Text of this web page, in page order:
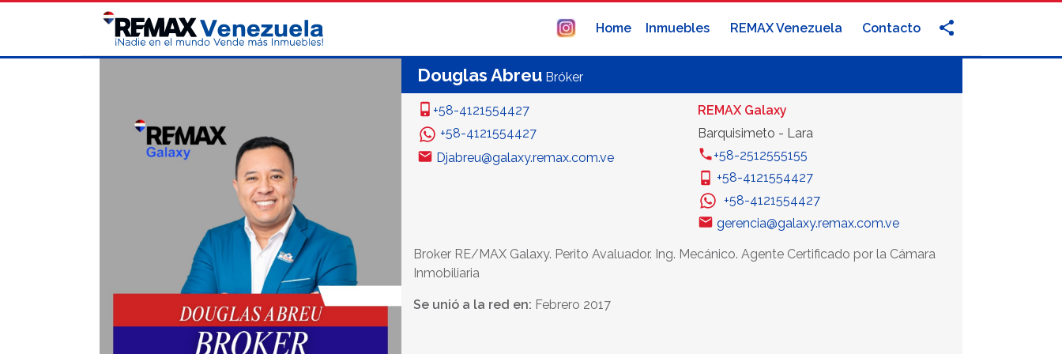
Home Inmuebles REMAX Venezuela Contacto
Douglas Abreu Bróker
+58-4121554427
+58-4121554427
Djabreu@galaxy.remax.com.ve
REMAX Galaxy
Barquisimeto - Lara
+58-2512555155
+58-4121554427
+58-4121554427
gerencia@galaxy.remax.com.ve
Broker RE/MAX Galaxy. Perito Avaluador. Ing. Mecánico. Agente Certificado por la Cámara
Inmobiliaria
Se unió a la red en: Febrero 2017